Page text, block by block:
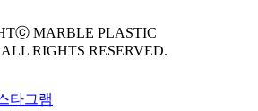
MARBLE PLASTIC
RIGHTS RESERVED.